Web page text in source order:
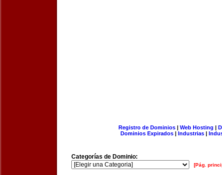
Registro de Dominios| Web Hosting |
Dominios Expirados | Industrias |
Categorías de Dominio:
[Pág.